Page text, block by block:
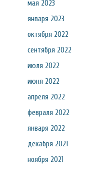
мая 2023
января 2023
октября 2022
сентября 2022
июля 2022
июня 2022
апреля 2022
февраля 2022
января 2022
декабря 2021
ноября 2021